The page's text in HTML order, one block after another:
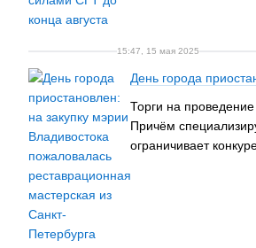
15:47, 15 мая 2025
День города
Торги на
Причём
ограничивает